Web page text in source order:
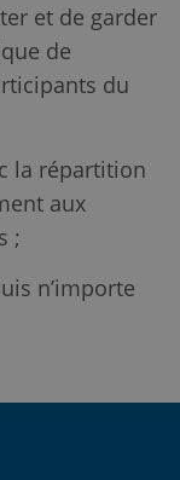
et de garder
de
du
la répartition
aux
;
n’importe